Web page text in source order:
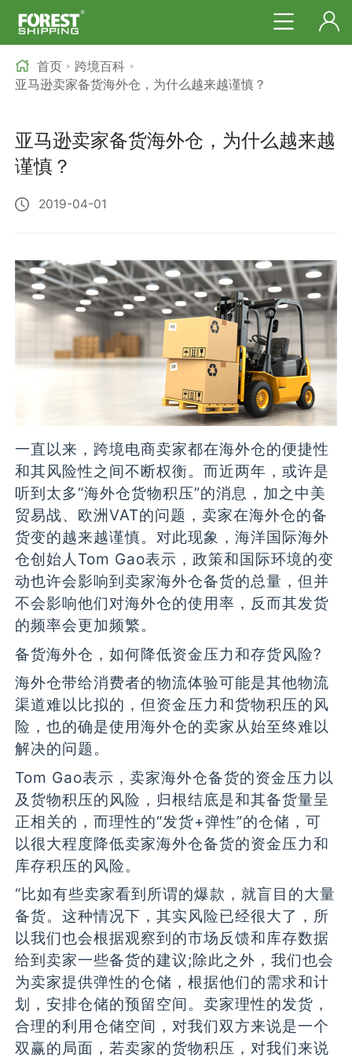
首页 > 跨境百科 >
亚马逊卖家备货海外仓，为什么越来越谨慎？
亚马逊卖家备货海外仓，为什么越来越
谨慎？
2019-04-01
一直以来，跨境电商卖家都在海外仓的便捷性
和其风险性之间不断权衡。而近两年，或许是
听到太多“海外仓货物积压”的消息，加之中美
贸易战、欧洲VAT的问题，卖家在海外仓的备
货变的越来越谨慎。对此现象，海洋国际海外
仓创始人Tom Gao表示，政策和国际环境的变
动也许会影响到卖家海外仓备货的总量，但并
不会影响他们对海外仓的使用率，反而其发货
的频率会更加频繁。
备货海外仓，如何降低资金压力和存货风险?
海外仓带给消费者的物流体验可能是其他物流
渠道难以比拟的，但资金压力和货物积压的风
险，也的确是使用海外仓的卖家从始至终难以
解决的问题。
Tom Gao表示，卖家海外仓备货的资金压力以
及货物积压的风险，归根结底是和其备货量呈
正相关的，而理性的“发货+弹性”的仓储，可
以很大程度降低卖家海外仓备货的资金压力和
库存积压的风险。
“比如有些卖家看到所谓的爆款，就盲目的大量
备货。这种情况下，其实风险已经很大了，所
以我们也会根据观察到的市场反馈和库存数据
给到卖家一些备货的建议;除此之外，我们也会
为卖家提供弹性的仓储，根据他们的需求和计
划，安排仓储的预留空间。卖家理性的发货，
合理的利用仓储空间，对我们双方来说是一个
双赢的局面，若卖家的货物积压，对我们来说